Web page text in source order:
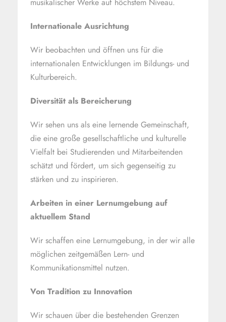
Internationale Ausrichtung
Wir beobachten und öffnen uns für die
internationalen Entwicklungen im Bildungs- und
Kulturbereich.
Diversität als Bereicherung
Wir sehen uns als eine lernende Gemeinschaft,
die eine große gesellschaftliche und kulturelle
Vielfalt bei Studierenden und Mitarbeitenden
schätzt und fördert, um sich gegenseitig zu
stärken und zu inspirieren.
Arbeiten in einer Lernumgebung auf
aktuellem Stand
Wir schaffen eine Lernumgebung, in der wir alle
möglichen zeitgemäßen Lern- und
Kommunikationsmittel nutzen.
Von Tradition zu Innovation
Wir schauen über die bestehenden Grenzen